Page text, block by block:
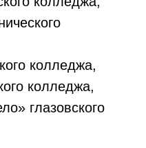
колледжа,
колледжа,
глазовского